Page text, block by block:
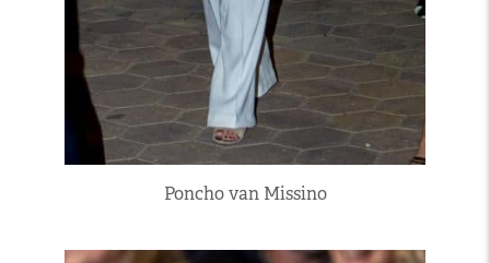
Poncho van Missino